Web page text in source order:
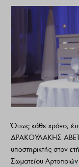
Όπως κάθε χρόνο,
ΔΡΑΚΟΥΛΑΚΗΣ ΑΒΕΤΕ
υποστηρικτής στον
Σωματείου